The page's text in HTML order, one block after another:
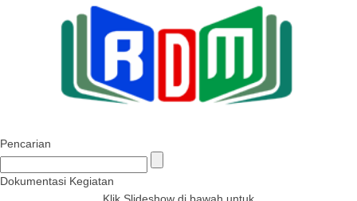
Pencarian
Dokumentasi Kegiatan
Klik Slideshow di bawah untuk